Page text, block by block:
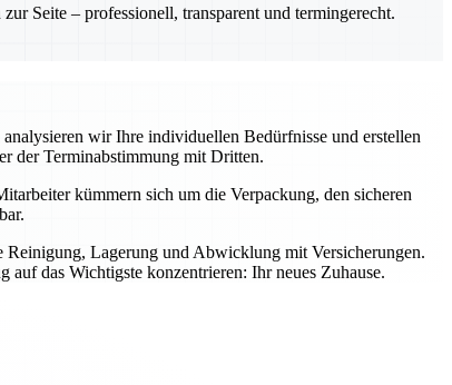
Seite – professionell, transparent und termingerecht.
wir Ihre individuellen Bedürfnisse und erstellen
der Terminabstimmung mit Dritten.
kümmern sich um die Verpackung, den sicheren
Lagerung und Abwicklung mit Versicherungen.
das Wichtigste konzentrieren: Ihr neues Zuhause.